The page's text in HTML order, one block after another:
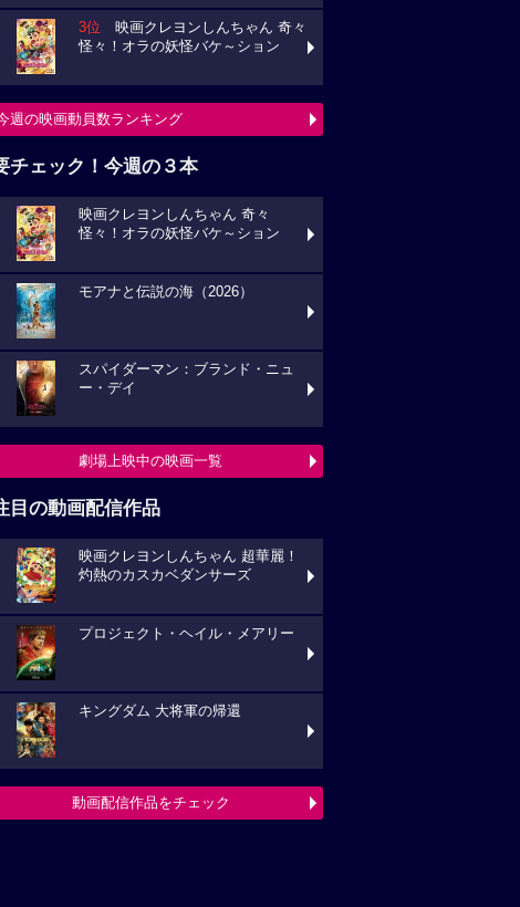
3位 映画クレヨンしんちゃん 奇々
怪々！オラの妖怪バケ～ション
週の映画動員数ランキング
チェック！今週の３本
映画クレヨンしんちゃん 奇々
怪々！オラの妖怪バケ～ション
モアナと伝説の海（2026）
スパイダーマン：ブランド・ニュ
ー・デイ
劇場上映中の映画一覧
目の動画配信作品
映画クレヨンしんちゃん 超華麗！
灼熱のカスカベダンサーズ
プロジェクト・ヘイル・メアリー
キングダム 大将軍の帰還
動画配信作品をチェック